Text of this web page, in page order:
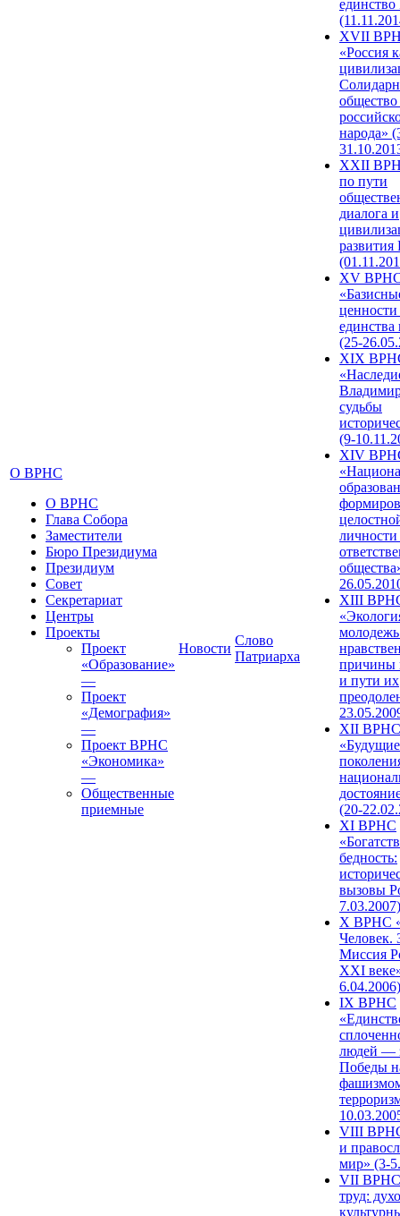
О ВРНС
О ВРНС
Глава Собора
Заместители
Бюро Президиума
Президиум
Совет
Секретариат
Центры
Проекты
Проект
«Образование»
—
Проект
«Демография»
—
Проект ВРНС
«Экономика»
—
Общественные
приемные
Новости
Слово
Патриарха
единство
XVII
«Россия
народа»
XXII
по пути
диалога и
развития
XV
единства
(25-
XIX
судьбы
(9-
XIV
XIII
причины
и пути их
XII ВРНС
«Будущие
(20-
XI ВРНС
бедность:
вызовы
7.03.2007)
X ВРНС
Человек.
Миссия
XXI
6.04.2006)
IX ВРНС
людей —
Победы
VIII
и
мир» (3-
VII ВРНС
труд: